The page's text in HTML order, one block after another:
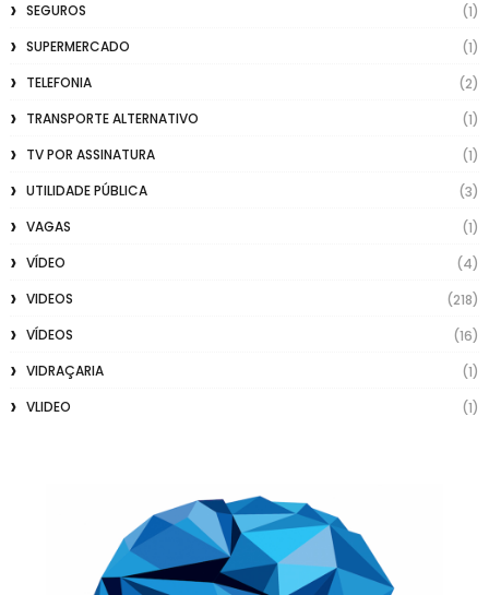
SEGUROS
(1)
SUPERMERCADO
(1)
TELEFONIA
(2)
TRANSPORTE ALTERNATIVO
(1)
TV POR ASSINATURA
(1)
UTILIDADE PÚBLICA
(3)
VAGAS
(1)
VÍDEO
(4)
VIDEOS
(218)
VÍDEOS
(16)
VIDRAÇARIA
(1)
VLIDEO
(1)